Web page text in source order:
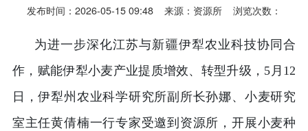
发布时间：2026-05-15 09:48 来源：资源所 浏览次数：
为进一步深化江苏与新疆伊犁农业科技协同合
作，赋能伊犁小麦产业提质增效、转型升级，5月12
日，伊犁州农业科学研究所副所长孙娜、小麦研究
室主任黄倩楠一行专家受邀到资源所，开展小麦种